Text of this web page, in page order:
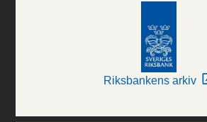
Riksbankens arkiv